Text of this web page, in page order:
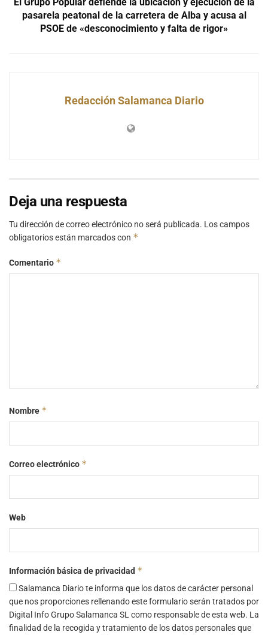
pasarela peatonal de la carretera de Alba y acusa al
PSOE de «desconocimiento y falta de rigor»
Redacción Salamanca Diario
Deja una respuesta
Tu dirección de correo electrónico no será publicada. Los campos
obligatorios están marcados con *
Comentario *
Nombre *
Correo electrónico *
Web
Información básica de privacidad *
Salamanca Diario te informa que los datos de carácter personal
que nos proporciones rellenando este formulario serán tratados por
Digital Info Grupo Salamanca SL como responsable de esta web. La
finalidad de la recogida y tratamiento de los datos personales que